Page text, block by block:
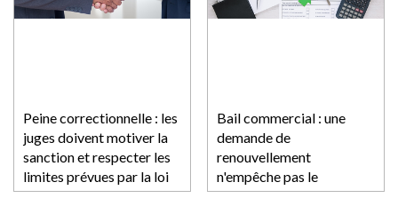
Peine correctionnelle : les
juges doivent motiver la
sanction et respecter les
limites prévues par la loi
Bail commercial : une
demande de
renouvellement
n'empêche pas le
déplafonnement du loyer